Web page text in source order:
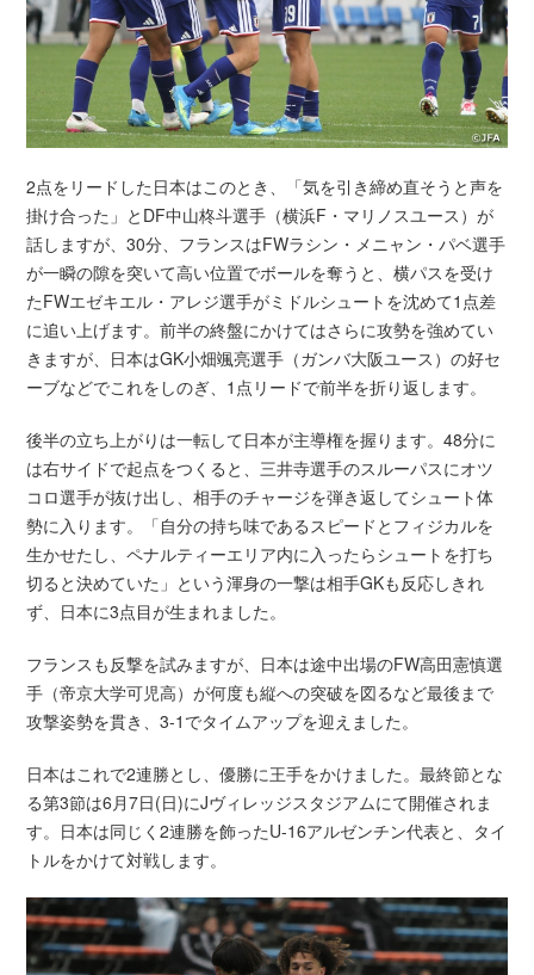
2点をリードした日本はこのとき、「気を引き締め直そうと声を
掛け合った」とDF中山柊斗選手（横浜F・マリノスユース）が
話しますが、30分、フランスはFWラシン・メニャン・パベ選手
が一瞬の隙を突いて高い位置でボールを奪うと、横パスを受け
たFWエゼキエル・アレジ選手がミドルシュートを沈めて1点差
に追い上げます。前半の終盤にかけてはさらに攻勢を強めてい
きますが、日本はGK小畑颯亮選手（ガンバ大阪ユース）の好セ
ーブなどでこれをしのぎ、1点リードで前半を折り返します。
後半の立ち上がりは一転して日本が主導権を握ります。48分に
は右サイドで起点をつくると、三井寺選手のスルーパスにオツ
コロ選手が抜け出し、相手のチャージを弾き返してシュート体
勢に入ります。「自分の持ち味であるスピードとフィジカルを
生かせたし、ペナルティーエリア内に入ったらシュートを打ち
切ると決めていた」という渾身の一撃は相手GKも反応しきれ
ず、日本に3点目が生まれました。
フランスも反撃を試みますが、日本は途中出場のFW高田憲慎選
手（帝京大学可児高）が何度も縦への突破を図るなど最後まで
攻撃姿勢を貫き、3-1でタイムアップを迎えました。
日本はこれで2連勝とし、優勝に王手をかけました。最終節とな
る第3節は6月7日(日)にJヴィレッジスタジアムにて開催されま
す。日本は同じく2連勝を飾ったU-16アルゼンチン代表と、タイ
トルをかけて対戦します。